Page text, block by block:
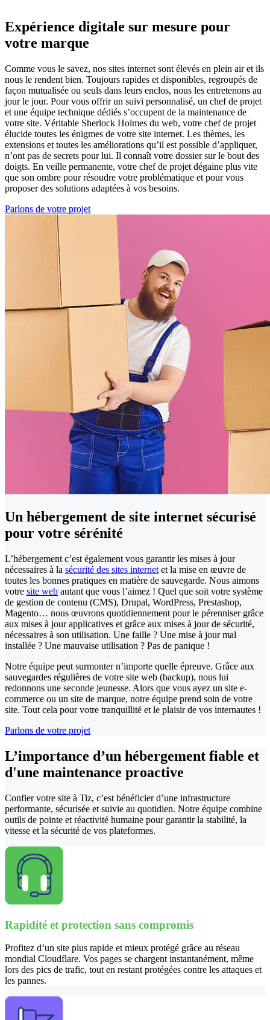
Expérience digitale sur mesure pour
votre marque
Comme vous le savez, nos sites internet sont élevés en plein air et ils
nous le rendent bien. Toujours rapides et disponibles, regroupés de
façon mutualisée ou seuls dans leurs enclos, nous les entretenons au
jour le jour. Pour vous offrir un suivi personnalisé, un chef de projet
et une équipe technique dédiés s’occupent de la maintenance de
votre site. Véritable Sherlock Holmes du web, votre chef de projet
élucide toutes les énigmes de votre site internet. Les thèmes, les
extensions et toutes les améliorations qu’il est possible d’appliquer,
n’ont pas de secrets pour lui. Il connaît votre dossier sur le bout des
doigts. En veille permanente, votre chef de projet dégaine plus vite
que son ombre pour résoudre votre problématique et pour vous
proposer des solutions adaptées à vos besoins.
Parlons de votre projet
Un hébergement de site internet sécurisé
pour votre sérénité
L’hébergement c’est également vous garantir les mises à jour
nécessaires à la sécurité des sites internet et la mise en œuvre de
toutes les bonnes pratiques en matière de sauvegarde. Nous aimons
votre site web autant que vous l’aimez ! Quel que soit votre système
de gestion de contenu (CMS), Drupal, WordPress, Prestashop,
Magento… nous œuvrons quotidiennement pour le pérenniser grâce
aux mises à jour applicatives et grâce aux mises à jour de sécurité,
nécessaires à son utilisation. Une faille ? Une mise à jour mal
installée ? Une mauvaise utilisation ? Pas de panique !
Notre équipe peut surmonter n’importe quelle épreuve. Grâce aux
sauvegardes régulières de votre site web (backup), nous lui
redonnons une seconde jeunesse. Alors que vous ayez un site e-
commerce ou un site de marque, notre équipe prend soin de votre
site. Tout cela pour votre tranquillité et le plaisir de vos internautes !
Parlons de votre projet
L’importance d’un hébergement fiable et
d'une maintenance proactive
Confier votre site à Tiz, c’est bénéficier d’une infrastructure
performante, sécurisée et suivie au quotidien. Notre équipe combine
outils de pointe et réactivité humaine pour garantir la stabilité, la
vitesse et la sécurité de vos plateformes.
Rapidité et protection sans compromis
Profitez d’un site plus rapide et mieux protégé grâce au réseau
mondial Cloudflare. Vos pages se chargent instantanément, même
lors des pics de trafic, tout en restant protégées contre les attaques et
les pannes.